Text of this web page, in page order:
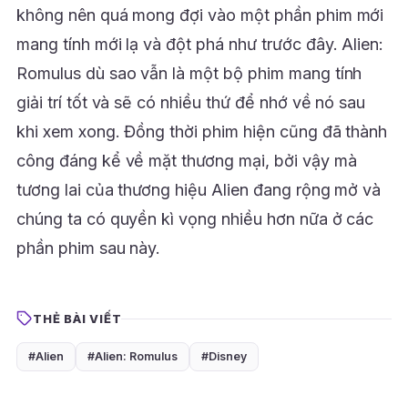
không nên quá mong đợi vào một phần phim mới
mang tính mới lạ và đột phá như trước đây. Alien:
Romulus dù sao vẫn là một bộ phim mang tính
giải trí tốt và sẽ có nhiều thứ để nhớ về nó sau
khi xem xong. Đồng thời phim hiện cũng đã thành
công đáng kể về mặt thương mại, bởi vậy mà
tương lai của thương hiệu Alien đang rộng mở và
chúng ta có quyền kì vọng nhiều hơn nữa ở các
phần phim sau này.
THẺ BÀI VIẾT
#Alien #Alien: Romulus #Disney